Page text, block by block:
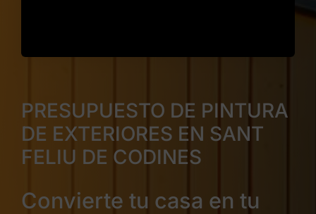
PRESUPUESTO DE PINTURA
DE EXTERIORES EN SANT
FELIU DE CODINES
Convierte tu casa en tu